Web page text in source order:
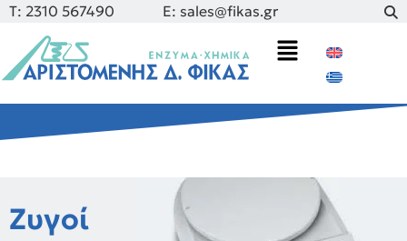
Τ: 2310 567490 E: sales@fikas.gr
Ζυγοί